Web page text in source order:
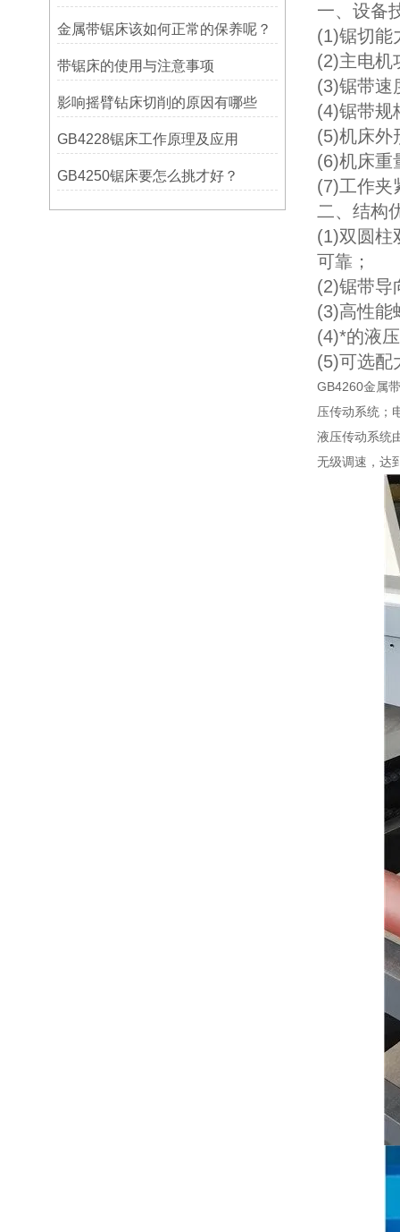
金属带锯床该如何正常的保养呢？
带锯床的使用与注意事项
影响摇臂钻床切削的原因有哪些
GB4228锯床工作原理及应用
GB4250锯床要怎么挑才好？
一、设备
(1)锯切能
(2)主电机
(3)锯带速
(4)锯带规
(5)机床外
(6)机床重
(7)工作
二、结构
(1)双圆柱
可靠；
(2)锯带导
(3)高性能
(4)*的液
(5)可选配
GB4260金属
压传动系统；
液压传动系统
无级调速，达